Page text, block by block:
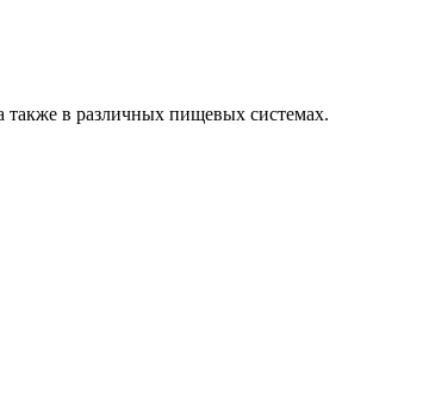
в различных пищевых системах.